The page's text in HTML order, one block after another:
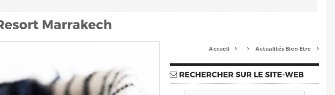
Accueil   Actualités Bien-Etre 